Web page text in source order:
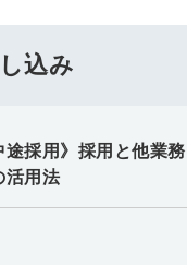
込み
途採用》採用と他業
活用法